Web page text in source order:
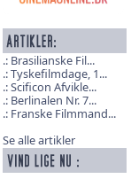
Brasilianske Fil...
Tyskefilmdage, 1...
Scificon Afvikle...
Berlinalen Nr. 7...
Franske Filmmand...
Se alle artikler